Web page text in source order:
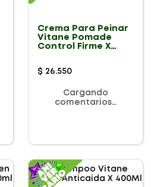
Crema Para Peinar
Vitane Pomade
Control Firme X
$ 26.550
Cargando
comentarios…